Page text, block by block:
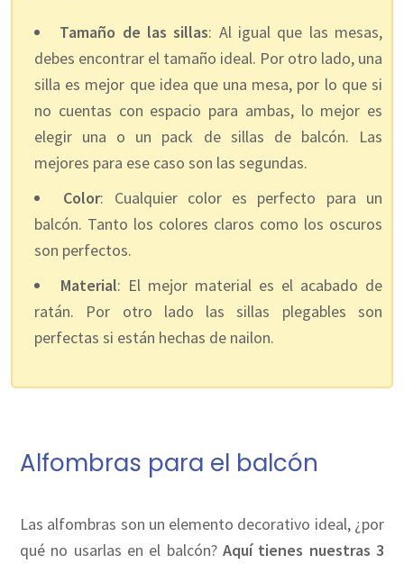
Tamaño de las sillas: Al igual que las mesas,
debes encontrar el tamaño ideal. Por otro lado, una
silla es mejor que idea que una mesa, por lo que si
no cuentas con espacio para ambas, lo mejor es
elegir una o un pack de sillas de balcón. Las
mejores para ese caso son las segundas.
Color: Cualquier color es perfecto para un
balcón. Tanto los colores claros como los oscuros
son perfectos.
Material: El mejor material es el acabado de
ratán. Por otro lado las sillas plegables son
perfectas si están hechas de nailon.
Alfombras para el balcón
Las alfombras son un elemento decorativo ideal, ¿por
qué no usarlas en el balcón?Aquí tienes nuestras 3